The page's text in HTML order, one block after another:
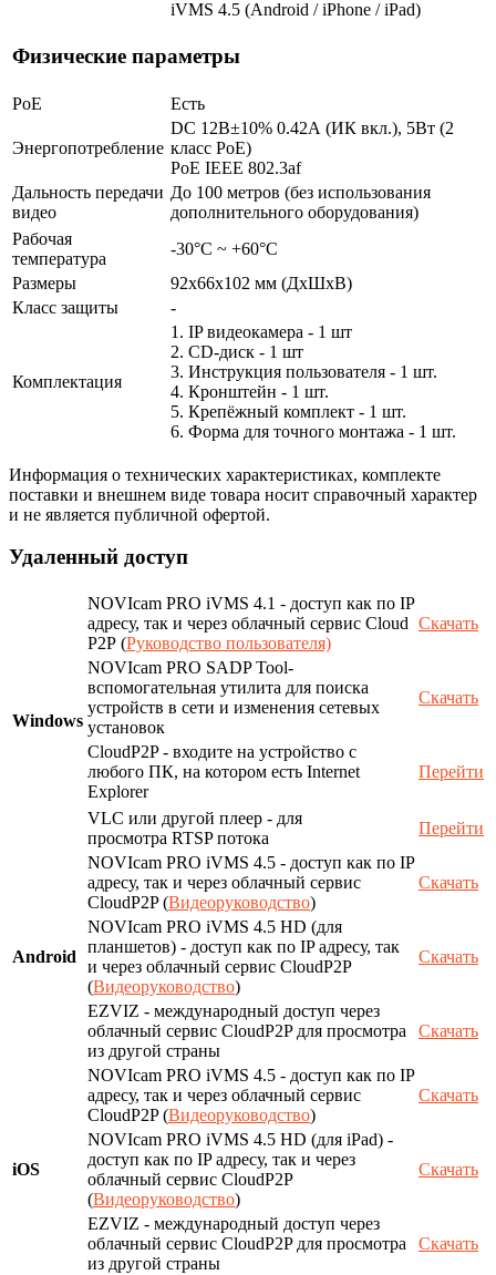
iVMS 4.5 (Android / iPhone / iPad)
Физические параметры
PoE Есть
Энергопотребление
DC 12В±10% 0.42А (ИК вкл.), 5Вт (2
класс PoE)
PoE IEEE 802.3af
Дальность передачи
видео
До 100 метров (без использования
дополнительного оборудования)
Рабочая
температура
-30°С ~ +60°С
Размеры
92х66х102 мм (ДхШхВ)
Класс защиты
-
Комплектация
1. IP видеокамера - 1 шт
2. СD-диск - 1 шт
3. Инструкция пользователя - 1 шт.
4. Кронштейн - 1 шт.
5. Крепёжный комплект - 1 шт.
6. Форма для точного монтажа - 1 шт.
Информация о технических характеристиках, комплекте
поставки и внешнем виде товара носит справочный характер
и не является публичной офертой.
Удаленный доступ
Windows
NOVIcam PRO iVMS 4.1 - доступ как по IP
адресу, так и через облачный сервис Cloud
P2P (Руководство пользователя)
Скачать
NOVIcam PRO SADP Tool-
вспомогательная утилита для поиска
устройств в сети и изменения сетевых
установок
Скачать
CloudP2P - входите на устройство с
любого ПК, на котором есть Internet
Explorer
Перейти
VLC или другой плеер - для
просмотра RTSP потока
Перейти
Android
NOVIcam PRO iVMS 4.5 - доступ как по IP
адресу, так и через облачный сервис
CloudP2P (Видеоруководство)
Скачать
NOVIcam PRO iVMS 4.5 HD (для
планшетов) - доступ как по IP адресу, так
и через облачный сервис CloudP2P
(Видеоруководство)
Скачать
EZVIZ - международный доступ через
облачный сервис CloudP2P для просмотра
из другой страны
Скачать
iOS
NOVIcam PRO iVMS 4.5 - доступ как по IP
адресу, так и через облачный сервис
CloudP2P (Видеоруководство)
Скачать
NOVIcam PRO iVMS 4.5 HD (для iPad) -
доступ как по IP адресу, так и через
облачный сервис CloudP2P
(Видеоруководство)
Скачать
EZVIZ - международный доступ через
облачный сервис CloudP2P для просмотра
из другой страны
Скачать